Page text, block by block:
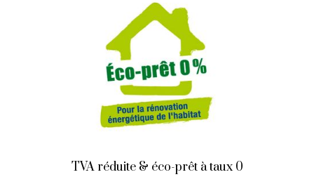
TVA réduite & éco-prêt à taux 0